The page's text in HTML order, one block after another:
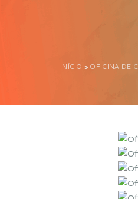
INÍCIO » OFICINA DE